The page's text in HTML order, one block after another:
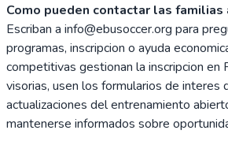
Como pueden contactar las familias
Escriban a info@ebusoccer.org para
programas, inscripcion o ayuda
competitivas gestionan la inscripcion en
visorias, usen los formularios de interes
actualizaciones del entrenamiento
mantenerse informados sobre